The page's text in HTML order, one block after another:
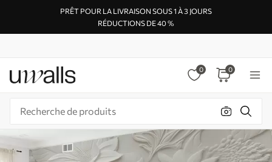
PRÊT POUR LA LIVRAISON SOUS 1 À 3 JOURS
RÉDUCTIONS DE 40 %
0 0